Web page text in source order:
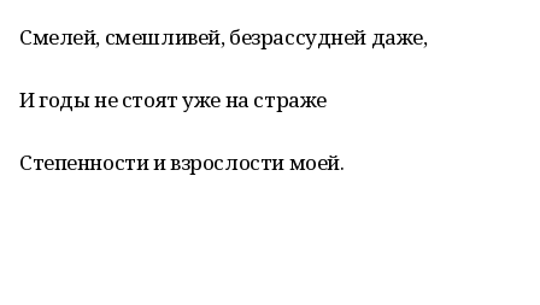
Смелей, смешливей, безрассудней даже,
И годы не стоят уже на страже
Степенности и взрослости моей.